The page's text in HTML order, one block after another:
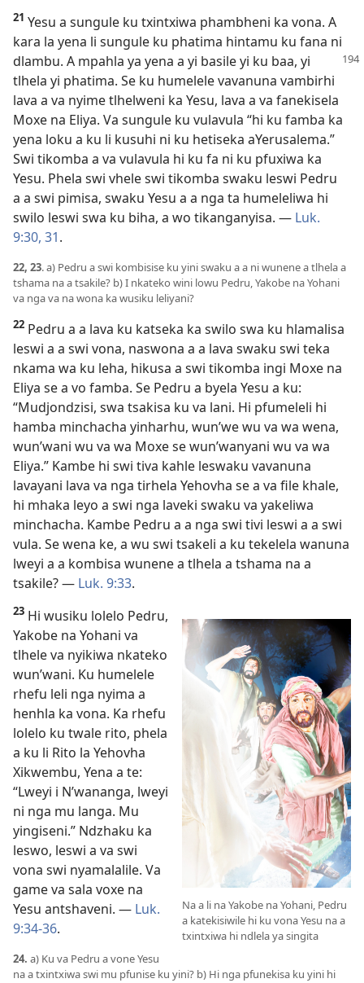
21 Yesu a sungule ku txintxiwa phambheni ka vona. A
kara la yena li sungule ku phatima hintamu ku fana ni
dlambu. A mpahla ya yena a yi basile yi ku baa, yi
tlhela yi phatima. Se ku humelele vavanuna vambirhi
lava a va nyime tlhelweni ka Yesu, lava a va fanekisela
Moxe na Eliya. Va sungule ku vulavula “hi ku famba ka
yena loku a ku li kusuhi ni ku hetiseka aYerusalema.”
Swi tikomba a va vulavula hi ku fa ni ku pfuxiwa ka
Yesu. Phela swi vhele swi tikomba swaku leswi Pedru
a a swi pimisa, swaku Yesu a a nga ta humeleliwa hi
swilo leswi swa ku biha, a wo tikanganyisa. — Luk.
9:30, 31.
22, 23. a) Pedru a swi kombisise ku yini swaku a a ni wunene a tlhela a
tshama na a tsakile? b) I nkateko wini lowu Pedru, Yakobe na Yohani
va nga va na wona ka wusiku leliyani?
22 Pedru a a lava ku katseka ka swilo swa ku hlamalisa
leswi a a swi vona, naswona a a lava swaku swi teka
nkama wa ku leha, hikusa a swi tikomba ingi Moxe na
Eliya se a vo famba. Se Pedru a byela Yesu a ku:
“Mudjondzisi, swa tsakisa ku va lani. Hi pfumeleli hi
hamba minchacha yinharhu, wun’we wu va wa wena,
wun’wani wu va wa Moxe se wun’wanyani wu va wa
Eliya.” Kambe hi swi tiva kahle leswaku vavanuna
lavayani lava va nga tirhela Yehovha se a va file khale,
hi mhaka leyo a swi nga laveki swaku va yakeliwa
minchacha. Kambe Pedru a a nga swi tivi leswi a a swi
vula. Se wena ke, a wu swi tsakeli a ku tekelela wanuna
lweyi a a kombisa wunene a tlhela a tshama na a
tsakile? — Luk. 9:33.
Na a li na Yakobe na Yohani, Pedru
a katekisiwile hi ku vona Yesu na a
txintxiwa hi ndlela ya singita
23 Hi wusiku lolelo Pedru,
Yakobe na Yohani va
tlhele va nyikiwa nkateko
wun’wani. Ku humelele
rhefu leli nga nyima a
henhla ka vona. Ka rhefu
lolelo ku twale rito, phela
a ku li Rito la Yehovha
Xikwembu, Yena a te:
“Lweyi i N’wananga, lweyi
ni nga mu langa. Mu
yingiseni.” Ndzhaku ka
leswo, leswi a va swi
vona swi nyamalalile. Va
game va sala voxe na
Yesu antshaveni. — Luk.
9:34-36.
24. a) Ku va Pedru a vone Yesu
na a txintxiwa swi mu pfunise ku yini? b) Hi nga pfunekisa ku yini hi